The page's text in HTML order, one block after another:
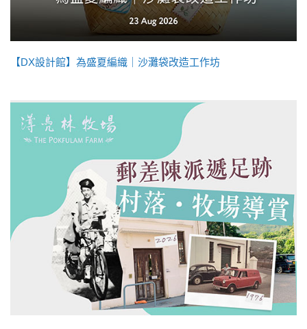
【DX設計館】為盛夏編織｜沙灘袋改造工作坊